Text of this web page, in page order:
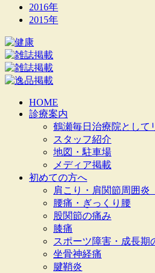
2016年
2015年
HOME
診療案内
鶴瀬毎日治療院として
スタッフ紹介
地図・駐車場
メディア掲載
初めての方へ
肩こり・肩関節周囲炎
腰痛・ぎっくり腰
股関節の痛み
膝痛
スポーツ障害・成長期
坐骨神経痛
腱鞘炎